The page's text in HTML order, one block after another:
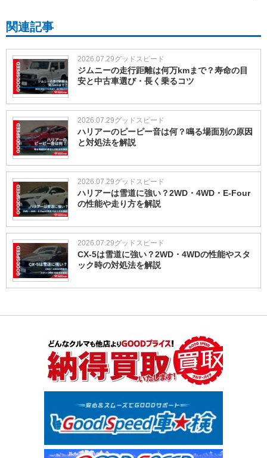
関連記事
2026.07.29グッドスピード
ジムニーの走行距離は何万kmまで？寿命の目
安と中古車選び・長く乗るコツ
2026.07.29グッドスピード
ハリアーのピーピー音は何？鳴る場面別の原因
と対処法を解説
2026.07.29グッドスピード
ハリアーは雪道に強い？2WD・4WD・E-Four
の性能や走り方を解説
2026.07.29グッドスピード
CX-5は雪道に強い？2WD・4WDの性能やスタ
ック時の対処法を解説